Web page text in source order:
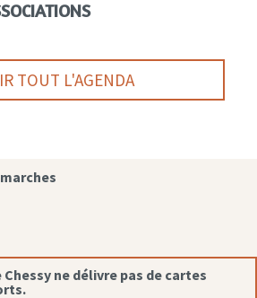
TOUT L'AGENDA
Chessy ne délivre pas de cartes